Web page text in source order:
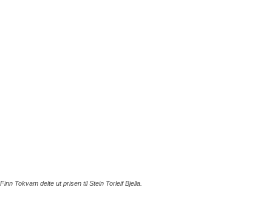
Finn Tokvam delte ut prisen til Stein Torleif Bjella.